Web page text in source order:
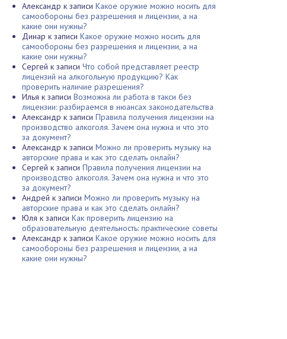
Александр к записи Какое оружие можно носить для
самообороны без разрешения и лицензии, а на
какие они нужны?
Динар к записи Какое оружие можно носить для
самообороны без разрешения и лицензии, а на
какие они нужны?
Сергей к записи Что собой представляет реестр
лицензий на алкогольную продукцию? Как
проверить наличие разрешения?
Илья к записи Возможна ли работа в такси без
лицензии: разбираемся в нюансах законодательства
Александр к записи Правила получения лицензии на
производство алкоголя. Зачем она нужна и что это
за документ?
Александр к записи Можно ли проверить музыку на
авторские права и как это сделать онлайн?
Сергей к записи Правила получения лицензии на
производство алкоголя. Зачем она нужна и что это
за документ?
Андрей к записи Можно ли проверить музыку на
авторские права и как это сделать онлайн?
Юля к записи Как проверить лицензию на
образовательную деятельность: практические советы
Александр к записи Какое оружие можно носить для
самообороны без разрешения и лицензии, а на
какие они нужны?